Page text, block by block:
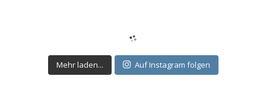
Mehr laden... Auf Instagram folgen